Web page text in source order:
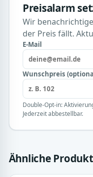
Preisalarm
Wir
der Preis fällt.
E-Mail
Wunschpreis
Double-Opt-in:
Jederzeit abbestellbar.
Ähnliche